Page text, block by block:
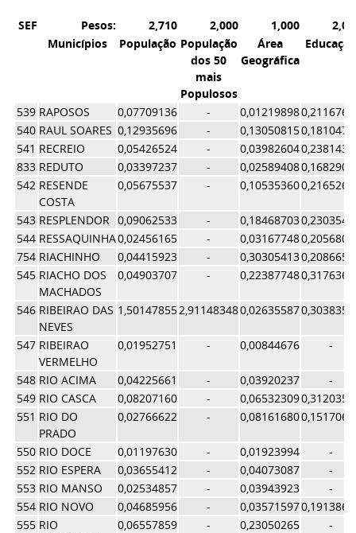
SEF Pesos: 2,710 2,000 1,000
Municípios
População População
dos 50
mais
Populosos
Área
Geográfica
Educação
539 RAPOSOS 0,07709136 - 0,01219898
540 RAUL SOARES 0,12935696 - 0,13050815
541 RECREIO 0,05426524 - 0,03982604
833 REDUTO 0,03397237 - 0,02589408
542 RESENDE
COSTA
0,05675537 - 0,10535360
543 RESPLENDOR 0,09062533 - 0,18468703
544 RESSAQUINHA0,02456165 - 0,03167748
754 RIACHINHO 0,04415923 - 0,30305413
545 RIACHO DOS
MACHADOS
0,04903707 - 0,22387748
546 RIBEIRAO DAS
NEVES
1,501478552,911483480,02635587
547 RIBEIRAO
VERMELHO
0,01952751 - 0,00844676 -
548 RIO ACIMA 0,04225661 - 0,03920237
-
549 RIO CASCA 0,08207160 - 0,06532309
551 RIO DO
PRADO
0,02766622 - 0,08161680
550 RIO DOCE 0,01197630 - 0,01923994
-
552 RIO ESPERA 0,03655412 - 0,04073087
-
553 RIO MANSO 0,02534857 - 0,03943923
-
554 RIO NOVO 0,04685956 - 0,03571597
555 RIO
0,06557859 - 0,23050265 -